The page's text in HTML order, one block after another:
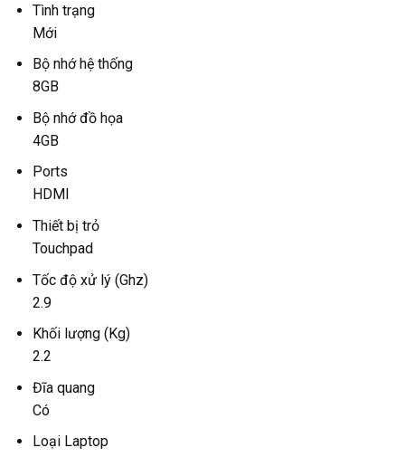
Tình trạng
Mới
Bộ nhớ hệ thống
8GB
Bộ nhớ đồ họa
4GB
Ports
HDMI
Thiết bị trỏ
Touchpad
Tốc độ xử lý (Ghz)
2.9
Khối lượng (Kg)
2.2
Đĩa quang
Có
Loại Laptop